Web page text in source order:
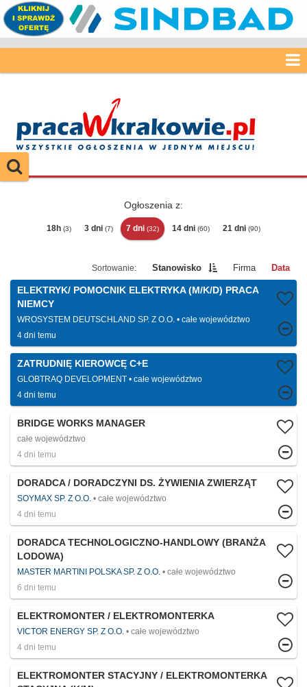
Ogłoszenia z:
18h (3) 3 dni (7) 7 dni (32) 14 dni (60) 21 dni (90)
Stanowisko Firma Data
ELEKTRYK/ POMOCNIK ELEKTRYKA (M/K/D) PRACA
NIEMCY
WROSYSTEM DEUTSCHLAND SP. Z O.O.
całe województwo
4 dni temu
ZATRUDNIĘ KIEROWCĘ C+E
GLOBTRAQ DEVELOPMENT
całe województwo
4 dni temu
BRIDGE WORKS MANAGER
całe województwo
4 dni temu
DORADCA / DORADCZYNI DS. ŻYWIENIA ZWIERZĄT
SOYMAX SP. Z O.O.
całe województwo
4 dni temu
DORADCA TECHNOLOGICZNO-HANDLOWY (BRANŻA
LODOWA)
MASTER MARTINI POLSKA SP. Z O.O.
całe województwo
6 dni temu
ELEKTROMONTER / ELEKTROMONTERKA
VICTOR ENERGY SP. Z O.O.
całe województwo
4 dni temu
ELEKTROMONTER STACYJNY / ELEKTROMONTERKA